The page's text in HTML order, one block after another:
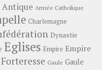
Antique Armée Catholique
Charlemagne
Dynastie
Eglises Empire Empire
Forteresse Gaule Gaule